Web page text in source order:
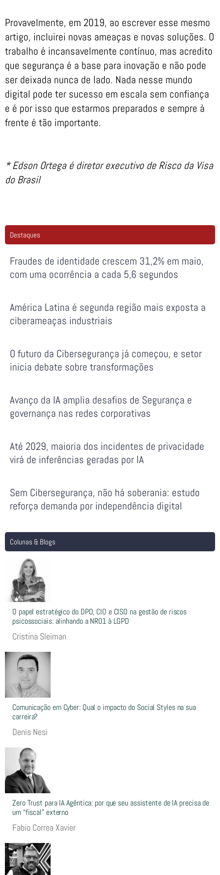
Provavelmente, em 2019, ao escrever esse mesmo
artigo, incluirei novas ameaças e novas soluções. O
trabalho é incansavelmente contínuo, mas acredito
que segurança é a base para inovação e não pode
ser deixada nunca de lado. Nada nesse mundo
digital pode ter sucesso em escala sem confiança
e é por isso que estarmos preparados e sempre à
frente é tão importante.
* Edson Ortega é diretor executivo de Risco da Visa
do Brasil
Destaques
Fraudes de identidade crescem 31,2% em maio,
com uma ocorrência a cada 5,6 segundos
América Latina é segunda região mais exposta a
ciberameaças industriais
O futuro da Cibersegurança já começou, e setor
inicia debate sobre transformações
Avanço da IA amplia desafios de Segurança e
governança nas redes corporativas
Até 2029, maioria dos incidentes de privacidade
virá de inferências geradas por IA
Sem Cibersegurança, não há soberania: estudo
reforça demanda por independência digital
Colunas & Blogs
O papel estratégico do DPO, CIO e CISO na gestão de riscos
psicossociais: alinhando a NR01 à LGPD
Cristina Sleiman
Comunicação em Cyber: Qual o impacto do Social Styles na sua
carreira?
Denis Nesi
Zero Trust para IA Agêntica: por que seu assistente de IA precisa de
um “fiscal” externo
Fabio Correa Xavier